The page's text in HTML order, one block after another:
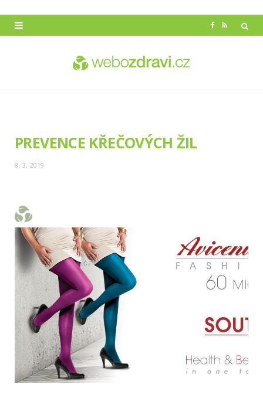
R
PREVENCE KŘEČOVÝCH ŽIL
8. 3. 2019